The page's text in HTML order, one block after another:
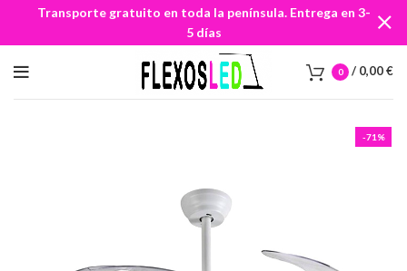
0 / 0,00€
-71%
Transporte gratuito en toda la península. Entrega en 3-
5 días